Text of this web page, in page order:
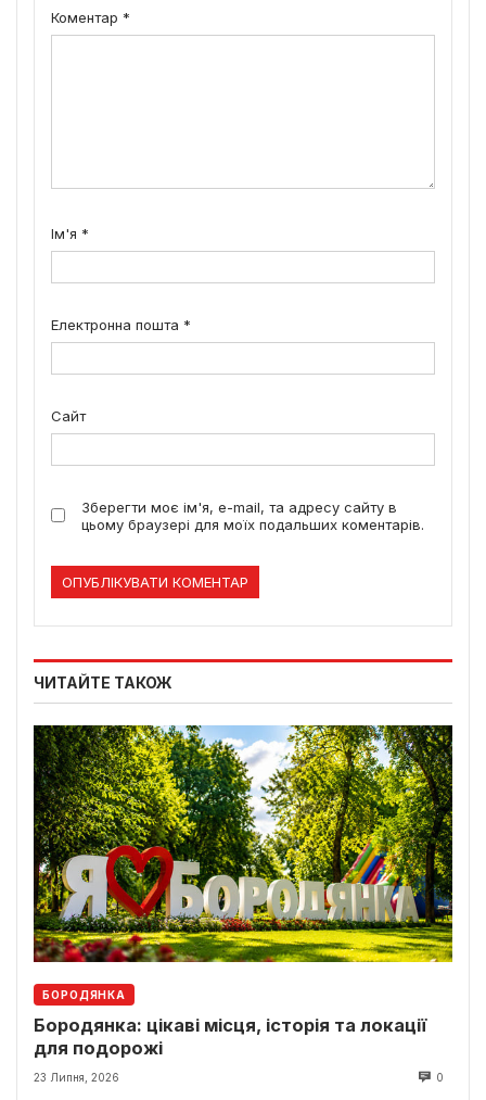
Коментар *
Ім'я *
Електронна пошта *
Сайт
Зберегти моє ім'я, e-mail, та адресу сайту в
цьому браузері для моїх подальших коментарів.
ЧИТАЙТЕ ТАКОЖ
БОРОДЯНКА
Бородянка: цікаві місця, історія та локації
для подорожі
23 Липня, 2026 0